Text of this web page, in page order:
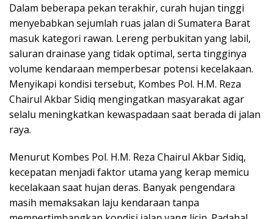
Dalam beberapa pekan terakhir, curah hujan tinggi
menyebabkan sejumlah ruas jalan di Sumatera Barat
masuk kategori rawan. Lereng perbukitan yang labil,
saluran drainase yang tidak optimal, serta tingginya
volume kendaraan memperbesar potensi kecelakaan.
Menyikapi kondisi tersebut, Kombes Pol. H.M. Reza
Chairul Akbar Sidiq mengingatkan masyarakat agar
selalu meningkatkan kewaspadaan saat berada di jalan
raya.
Menurut Kombes Pol. H.M. Reza Chairul Akbar Sidiq,
kecepatan menjadi faktor utama yang kerap memicu
kecelakaan saat hujan deras. Banyak pengendara
masih memaksakan laju kendaraan tanpa